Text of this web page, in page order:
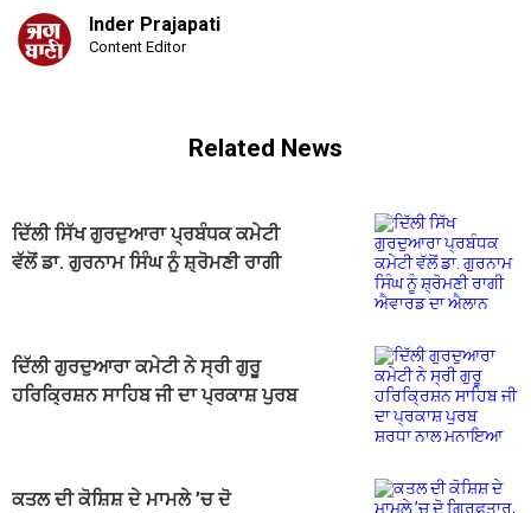
Inder Prajapati
Content Editor
Related News
ਦਿੱਲੀ ਸਿੱਖ ਗੁਰਦੁਆਰਾ ਪ੍ਰਬੰਧਕ ਕਮੇਟੀ
ਵੱਲੋਂ ਡਾ. ਗੁਰਨਾਮ ਸਿੰਘ ਨੂੰ ਸ਼੍ਰੋਮਣੀ ਰਾਗੀ
ਦਿੱਲੀ ਗੁਰਦੁਆਰਾ ਕਮੇਟੀ ਨੇ ਸ੍ਰੀ ਗੁਰੂ
ਹਰਿਕ੍ਰਿਸ਼ਨ ਸਾਹਿਬ ਜੀ ਦਾ ਪ੍ਰਕਾਸ਼ ਪੁਰਬ
ਕਤਲ ਦੀ ਕੋਸ਼ਿਸ਼ ਦੇ ਮਾਮਲੇ ’ਚ ਦੋ